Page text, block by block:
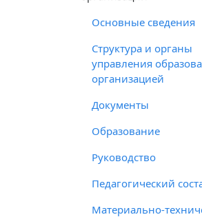
Основные сведения
Структура и органы
управления
организацией
Документы
Образование
Руководство
Педагогический
Материально-